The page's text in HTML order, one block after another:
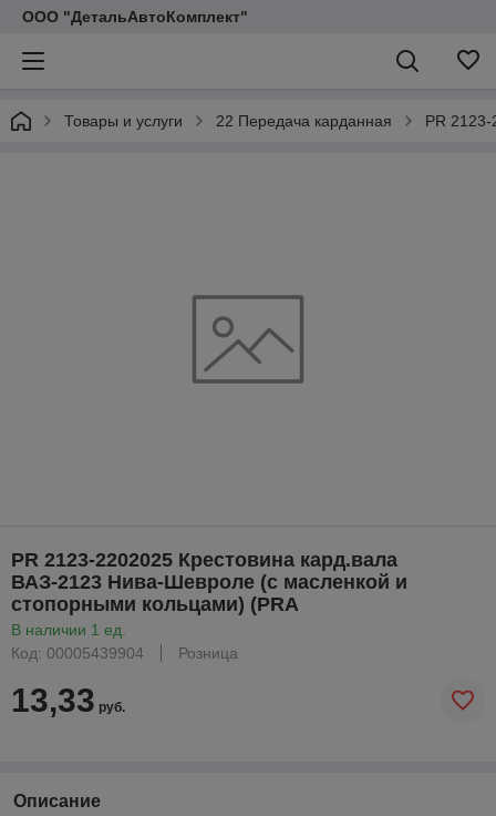
ООО "ДетальАвтоКомплект"
Товары и услуги 22 Передача карданная PR
PR 2123-2202025 Крестовина кард.вала
ВАЗ-2123 Нива-Шевроле (с масленкой и
стопорными кольцами) (PRA
В наличии 1 ед.
Код: 00005439904
Розница
13,33 руб.
Описание